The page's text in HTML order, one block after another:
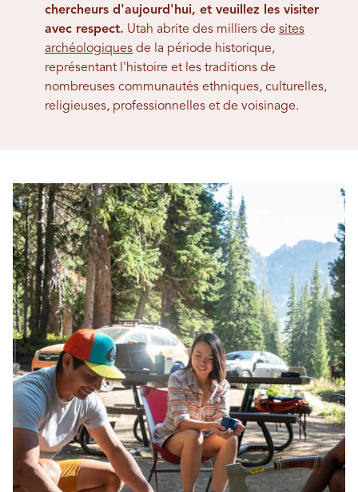
chercheurs d'aujourd'hui, et veuillez les visiter
avec respect. Utah abrite des milliers de sites
archéologiques de la période historique,
représentant l'histoire et les traditions de
nombreuses communautés ethniques, culturelles,
religieuses, professionnelles et de voisinage.